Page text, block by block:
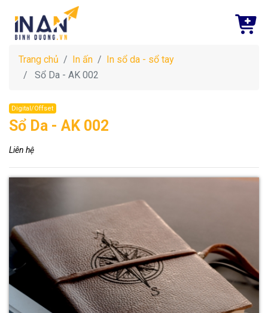
Trang chủ In ấn
In sổ da - sổ tay
Sổ Da - AK 002
Digital/Offset
Sổ Da - AK 002
Liên hệ